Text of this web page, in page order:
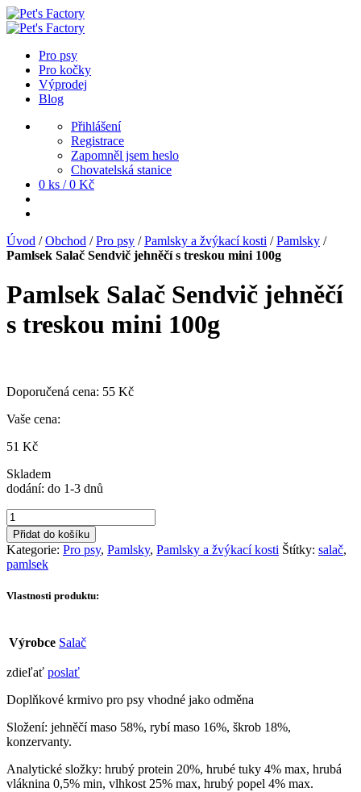
Pro psy
Pro kočky
Výprodej
Blog
Přihlášení
Registrace
Zapomněl jsem heslo
Chovatelská stanice
0 ks / 0 Kč
Úvod /Obchod /Pro psy /Pamlsky a žvýkací kosti /Pamlsky /
Pamlsek Salač Sendvič jehněčí s treskou mini 100g
Pamlsek Salač Sendvič jehněčí
s treskou mini 100g
Doporučená cena: 55 Kč
Vaše cena:
51 Kč
Skladem
dodání: do 1-3 dnů
Pamlsek
Salač
Sendvič
jehněčí
s
mini
Přidat do košíku
Kategorie: Pro psy, Pamlsky, Pamlsky a žvýkací kosti Štítky: salač,
pamlsek
Vlastnosti produktu:
Výrobce Salač
zdieľať poslať
Doplňkové krmivo pro psy vhodné jako odměna
Složení: jehněčí maso 58%, rybí maso 16%, škrob 18%,
konzervanty.
Analytické složky: hrubý protein 20%, hrubé tuky 4% max, hrubá
vláknina 0,5% min, vlhkost 25% max, hrubý popel 4% max.